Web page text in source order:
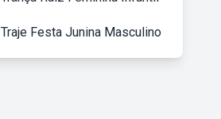
Traje Festa Junina Masculino